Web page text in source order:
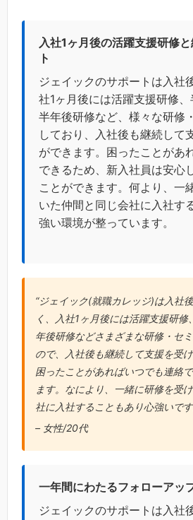
入社1ヶ月後の活躍支援研修
ト
ジェイックのサポートは入社
社1ヶ月後には活躍支援研修
半年後研修など、様々な研修
しており、入社後も継続して
ができます。困ったことがあ
できるため、新入社員は安心
ことができます。何より、一
いた仲間と同じ会社に入社す
強い環境が整っています。
“ジェイック(就職カレッジ)は入社
く、入社1ヶ月後には活躍支援研
年後研修などさまざまな研修・セ
ので、入社後も継続して支援を受
困ったことがあればいつでも連絡
ます。なにより、一緒に研修を受
社に入社することもあり心強いで
– 女性/20代
一年間にわたるフォローアッ
ジェイックのサポートは入社